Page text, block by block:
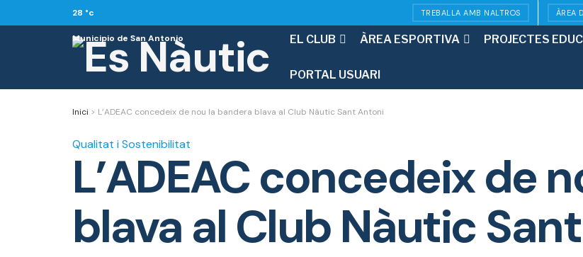
28 °c
Municipio de San Antonio
TREBALLA AMB NALTROS ÀREA
EL CLUB ÀREA ESPORTIVA PROJECTES
PORTAL USUARI
Inici > L’ADEAC concedeix de nou la bandera blava al Club Nàutic Sant Antoni
Qualitat i Sostenibilitat
L’ADEAC concedeix de
blava al Club Nàutic